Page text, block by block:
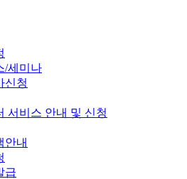
/세미나
신청
서비스 안내 및 신청
안내
급